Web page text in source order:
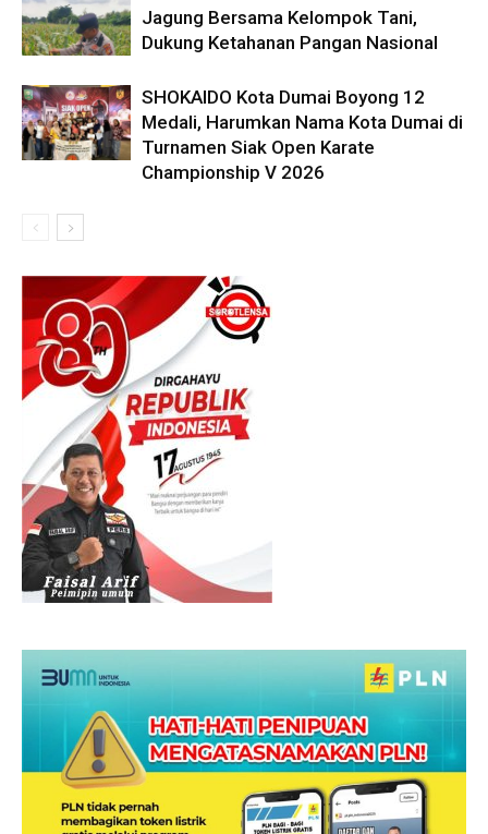
Jagung Bersama Kelompok Tani,
Dukung Ketahanan Pangan Nasional
SHOKAIDO Kota Dumai Boyong 12
Medali, Harumkan Nama Kota Dumai di
Turnamen Siak Open Karate
Championship V 2026